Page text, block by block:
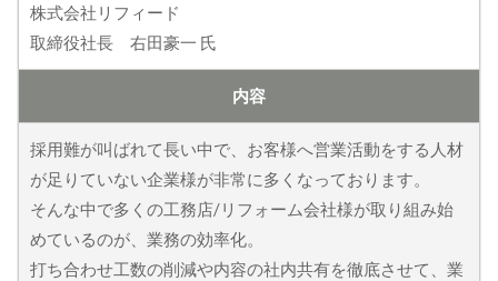
株式会社リフィード
取締役社長 右田豪一 氏
内容
採用難が叫ばれて長い中で、お客様へ営業活動をする人材
が足りていない企業様が非常に多くなっております。
そんな中で多くの工務店/リフォーム会社様が取り組み始
めているのが、業務の効率化。
打ち合わせ工数の削減や内容の社内共有を徹底させて、業